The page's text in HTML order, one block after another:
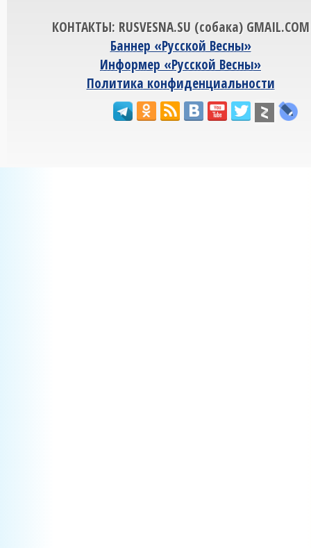
КОНТАКТЫ: RUSVESNA.SU (собака) GMAIL.COM
Баннер «Русской Весны»
Информер «Русской Весны»
Политика конфиденциальности